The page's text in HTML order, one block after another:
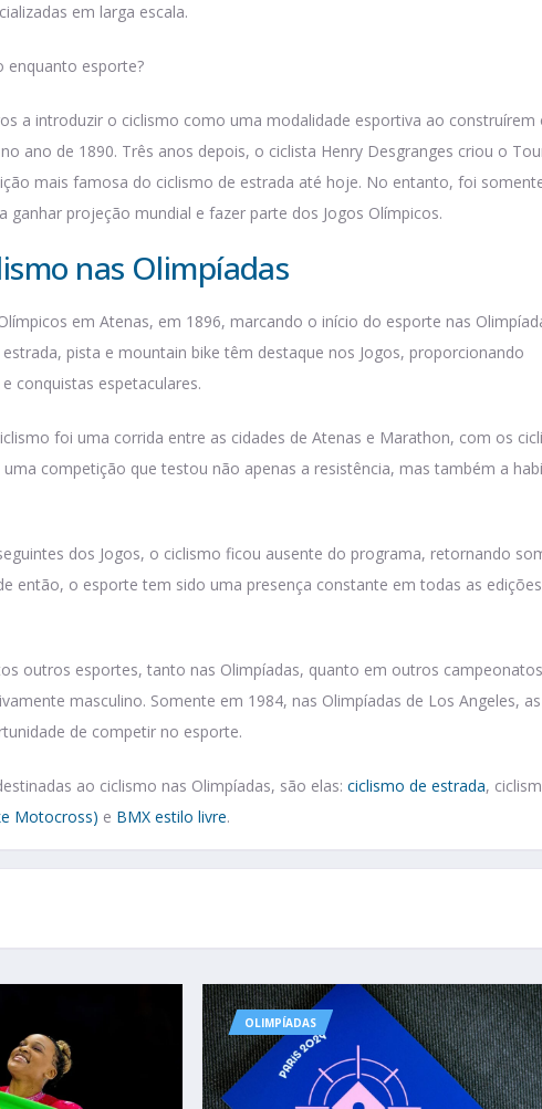
em larga escala.
enquanto esporte?
a introduzir o ciclismo como uma modalidade esportiva ao construírem
ano de 1890. Três anos depois, o ciclista Henry Desgranges criou o
mais famosa do ciclismo de estrada até hoje. No entanto, foi
ganhar projeção mundial e fazer parte dos Jogos Olímpicos.
nas Olimpíadas
em Atenas, em 1896, marcando o início do esporte nas
pista e mountain bike têm destaque nos Jogos, proporcionando
conquistas espetaculares.
foi uma corrida entre as cidades de Atenas e Marathon, com os
competição que testou não apenas a resistência, mas também a
dos Jogos, o ciclismo ficou ausente do programa, retornando
então, o esporte tem sido uma presença constante em todas as
outros esportes, tanto nas Olimpíadas, quanto em outros
masculino. Somente em 1984, nas Olimpíadas de Los Angeles, as
de competir no esporte.
ao ciclismo nas Olimpíadas, são elas: ciclismo de estrada,
Motocross) e BMX estilo livre.
OLIMPÍADAS